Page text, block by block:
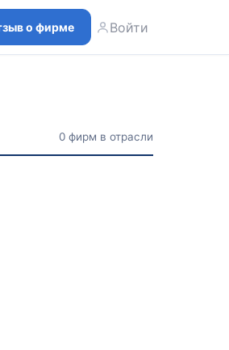
о фирме Войти
0 фирм в отрасли